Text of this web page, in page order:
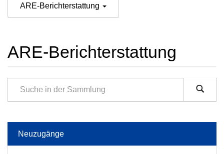
ARE-Berichterstattung
ARE-Berichterstattung
Neuzugänge